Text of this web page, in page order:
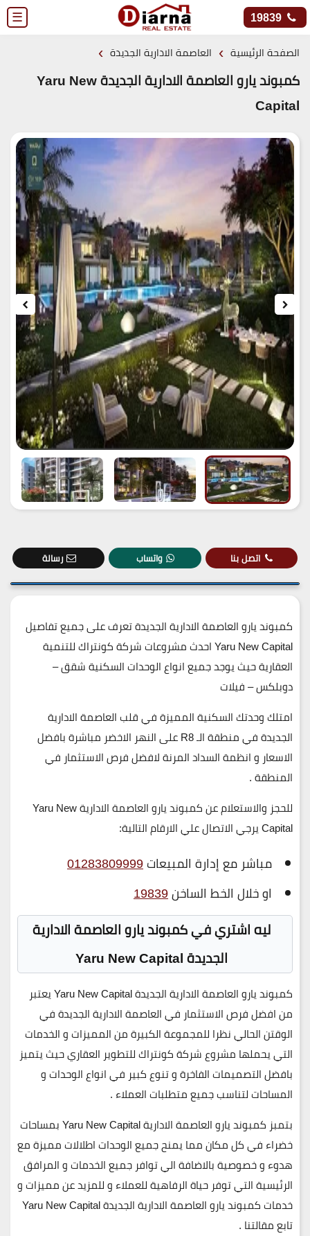
☰ 19839
الصفحة الرئيسية › العاصمة الادارية الجديدة ›
كمبوند يارو العاصمة الادارية الجديدة Yaru New
Capital
اتصل بنا واتساب رسالة
كمبوند يارو العاصمة الادارية الجديدة تعرف على جميع تفاصيل
Yaru New Capital احدث مشروعات شركة كونتراك للتنمية
العقارية حيث يوجد جميع انواع الوحدات السكنية شقق –
دوبلكس – فيلات
امتلك وحدتك السكنية المميزة في قلب العاصمة الادارية
الجديدة في منطقةالـ R8
على النهر الاخضر مباشرة بافضل
الاسعار و انظمة السداد المرنة لافضل فرص الاستثمار في
المنطقة.
للحجز والاستعلام عن كمبوند يارو العاصمة الادارية Yaru New
Capital يرجي الاتصال علي الارقام التالية
:
مباشر مع إدارة المبيعات01283809999
او خلال الخط الساخن19839
ليه اشتري في كمبوند يارو العاصمة الادارية
الجديدة Yaru New Capital
كمبوند يارو العاصمة الادارية الجديدة Yaru New Capital يعتبر
من افضل فرص الاستثمار في العاصمة الادارية الجديدة في
الوقتن الحالي نظرا للمجموعة الكبيرة من المميزات و الخدمات
التي يحملها مشروع شركة كونتراك للتطوير العقاري حيث يتميز
بافضل التصميمات الفاخرة و تنوع كبير في انواع الوحدات و
المساحات لتناسب جميع متطلبات العملاء .
بتمبز كمبوند يارو العاصمة الادارية Yaru New Capital بمساحات
خضراء في كل مكان مما يمنح جميع الوحدات اطلالات مميزة مع
هدوء و خصوصية بالاضافة الي توافر جميع الخدمات و المرافق
الرئيسية التي توفر حياة الرفاهية للعملاء و للمزيد عن مميزات و
خدمات كمبوند يارو العاصمة الادارية الجديدة Yaru New Capital
تابع مقالتنا .